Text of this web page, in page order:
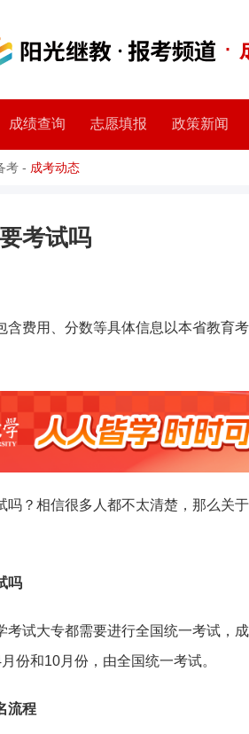
·
成绩查询 志愿填报 政策新闻
考 - 成考动态
考试吗
含费用、分数等具体信息以本省教育
吗？相信很多人都不太清楚，那么关
吗
考试大专都需要进行全国统一考试，
份和10月份，由全国统一考试。
流程